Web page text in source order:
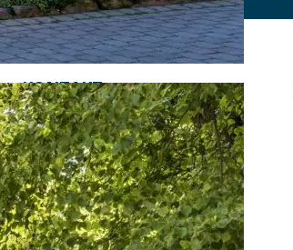
KONTAKT
Bayern Tourist Gmbh (BTG)
Prinz-Ludwig-Palais
Türkenstraße 7
80333 München
Telefon: +49 89 28760-117
Fax: +49 89 28760-121